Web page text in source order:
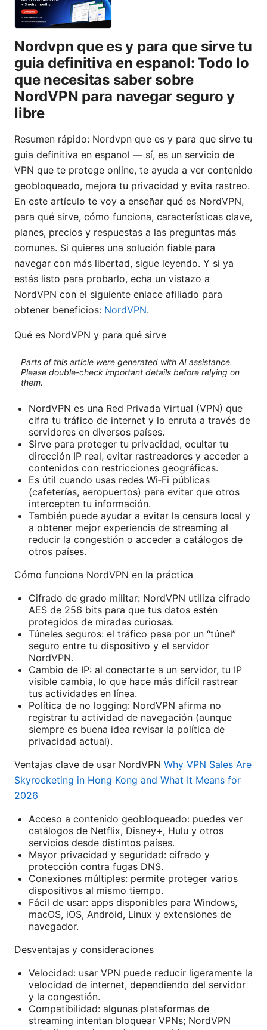
Nordvpn que es y para que sirve tu
guia definitiva en espanol: Todo lo
que necesitas saber sobre
NordVPN para navegar seguro y
libre
Resumen rápido: Nordvpn que es y para que sirve tu
guia definitiva en espanol — sí, es un servicio de
VPN que te protege online, te ayuda a ver contenido
geobloqueado, mejora tu privacidad y evita rastreo.
En este artículo te voy a enseñar qué es NordVPN,
para qué sirve, cómo funciona, características clave,
planes, precios y respuestas a las preguntas más
comunes. Si quieres una solución fiable para
navegar con más libertad, sigue leyendo. Y si ya
estás listo para probarlo, echa un vistazo a
NordVPN con el siguiente enlace afiliado para
obtener beneficios: NordVPN.
Qué es NordVPN y para qué sirve
Parts of this article were generated with AI assistance.
Please double-check important details before relying on
them.
NordVPN es una Red Privada Virtual (VPN) que
cifra tu tráfico de internet y lo enruta a través de
servidores en diversos países.
Sirve para proteger tu privacidad, ocultar tu
dirección IP real, evitar rastreadores y acceder a
contenidos con restricciones geográficas.
Es útil cuando usas redes Wi‑Fi públicas
(cafeterías, aeropuertos) para evitar que otros
intercepten tu información.
También puede ayudar a evitar la censura local y
a obtener mejor experiencia de streaming al
reducir la congestión o acceder a catálogos de
otros países.
Cómo funciona NordVPN en la práctica
Cifrado de grado militar: NordVPN utiliza cifrado
AES de 256 bits para que tus datos estén
protegidos de miradas curiosas.
Túneles seguros: el tráfico pasa por un “túnel”
seguro entre tu dispositivo y el servidor
NordVPN.
Cambio de IP: al conectarte a un servidor, tu IP
visible cambia, lo que hace más difícil rastrear
tus actividades en línea.
Política de no logging: NordVPN afirma no
registrar tu actividad de navegación (aunque
siempre es buena idea revisar la política de
privacidad actual).
Ventajas clave de usar NordVPN Why VPN Sales Are
Skyrocketing in Hong Kong and What It Means for
2026
Acceso a contenido geobloqueado: puedes ver
catálogos de Netflix, Disney+, Hulu y otros
servicios desde distintos países.
Mayor privacidad y seguridad: cifrado y
protección contra fugas DNS.
Conexiones múltiples: permite proteger varios
dispositivos al mismo tiempo.
Fácil de usar: apps disponibles para Windows,
macOS, iOS, Android, Linux y extensiones de
navegador.
Desventajas y consideraciones
Velocidad: usar VPN puede reducir ligeramente la
velocidad de internet, dependiendo del servidor
y la congestión.
Compatibilidad: algunas plataformas de
streaming intentan bloquear VPNs; NordVPN